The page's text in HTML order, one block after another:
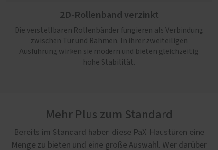
2D-Rollenband verzinkt
Die verstellbaren Rollenbänder fungieren als Verbindung
zwischen Tür und Rahmen. In ihrer zweiteiligen
Ausführung wirken sie modern und bieten gleichzeitig
hohe Stabilität.
Mehr Plus zum Standard
Bereits im Standard haben diese PaX-Haustüren eine
Menge zu bieten und eine große Auswahl. Wer darüber